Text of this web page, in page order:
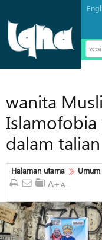
wanita
dalam talian
Halaman utama Umum